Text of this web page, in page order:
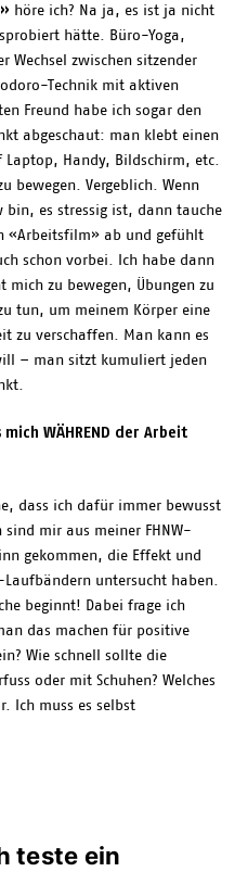
höre ich? Na ja, es ist ja nicht
hätte. Büro-Yoga,
Wechsel zwischen sitzender
Technik mit aktiven
Freund habe ich sogar den
abgeschaut: man klebt einen
Laptop, Handy, Bildschirm, etc.
bewegen. Vergeblich. Wenn
bin, es stressig ist, dann tauche
«Arbeitsfilm» ab und gefühlt
schon vorbei. Ich habe dann
mich zu bewegen, Übungen zu
tun, um meinem Körper eine
zu verschaffen. Man kann es
– man sitzt kumuliert jeden
WÄHREND der Arbeit
dass ich dafür immer bewusst
mir aus meiner FHNW-
gekommen, die Effekt und
untersucht haben.
beginnt! Dabei frage ich
das machen für positive
Wie schnell sollte die
oder mit Schuhen? Welches
Ich muss es selbst
teste ein